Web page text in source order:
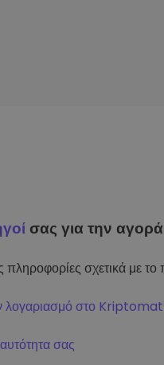
σας για την αγορά
πληροφορίες σχετικά με
λογαριασμό στο
σας